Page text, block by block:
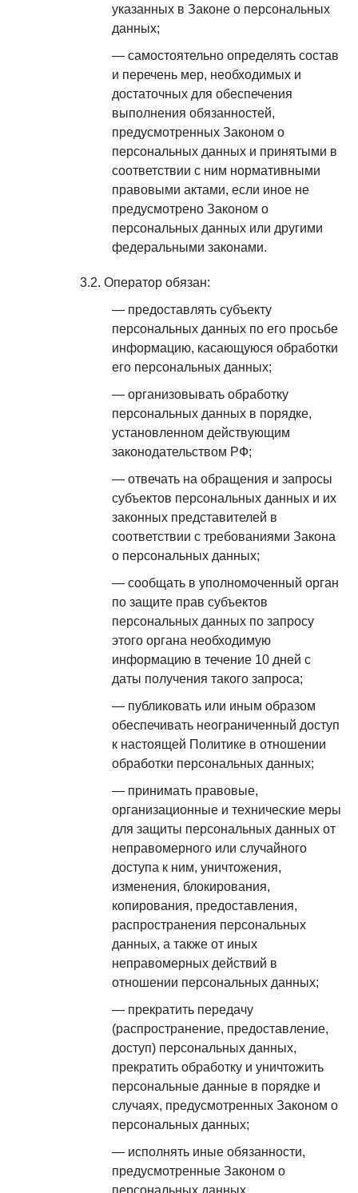
указанных в Законе о персональных
данных;
самостоятельно определять состав
и перечень мер, необходимых и
достаточных для обеспечения
выполнения обязанностей,
предусмотренных Законом о
персональных данных и принятыми в
соответствии с ним нормативными
правовыми актами, если иное не
предусмотрено Законом о
персональных данных или другими
федеральными законами.
Оператор обязан:
предоставлять субъекту
персональных данных по его просьбе
информацию, касающуюся обработки
его персональных данных;
организовывать обработку
персональных данных в порядке,
установленном действующим
законодательством РФ;
отвечать на обращения и запросы
субъектов персональных данных и их
законных представителей в
соответствии с требованиями Закона
о персональных данных;
сообщать в уполномоченный орган
по защите прав субъектов
персональных данных по запросу
этого органа необходимую
информацию в течение 10 дней с
даты получения такого запроса;
публиковать или иным образом
обеспечивать неограниченный доступ
к настоящей Политике в отношении
обработки персональных данных;
принимать правовые,
организационные и технические меры
для защиты персональных данных от
неправомерного или случайного
доступа к ним, уничтожения,
изменения, блокирования,
копирования, предоставления,
распространения персональных
данных, а также от иных
неправомерных действий в
отношении персональных данных;
прекратить передачу
(распространение, предоставление,
доступ) персональных данных,
прекратить обработку и уничтожить
персональные данные в порядке и
случаях, предусмотренных Законом о
персональных данных;
исполнять иные обязанности,
предусмотренные Законом о
персональных данных.